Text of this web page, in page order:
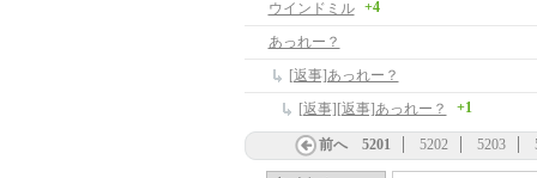
ウインドミル +4
あっれー？
[返事]あっれー？
[返事][返事]あっれー？
+1
前へ 5201 5202 5203